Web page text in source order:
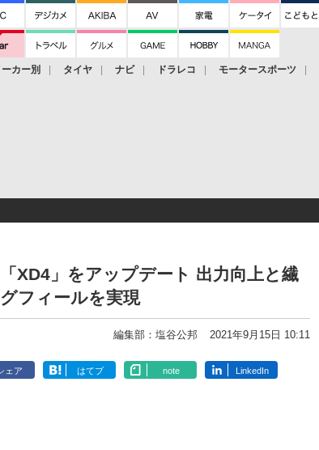
カー別 タイヤ ナビ ドラレコ モータースポーツ
XD4」をアップデート 出力向上と繊
フィールを実現
編集部：塩谷公邦 2021年9月15日 10:11
ェア はてブ note LinkedIn